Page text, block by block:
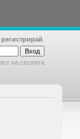
регистрирай
на сесията